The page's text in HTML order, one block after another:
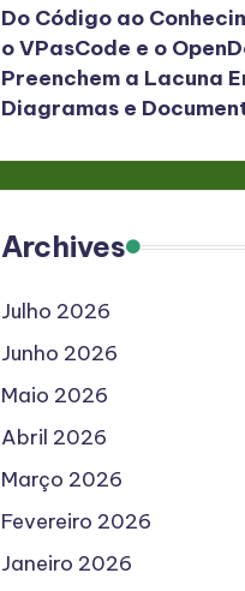
Do Código ao
o VPasCode e o
Preenchem a Lacuna
Diagramas e
Archives
Julho 2026
Junho 2026
Maio 2026
Abril 2026
Março 2026
Fevereiro 2026
Janeiro 2026